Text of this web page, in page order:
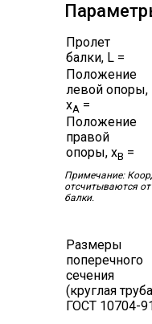
Пролет
балки, L =
Положение
левой опоры,
xA =
Положение
правой
опоры, xB =
Примечание:
отсчитываются
балки.
Размеры
поперечного
сечения
(круглая
ГОСТ 10704-